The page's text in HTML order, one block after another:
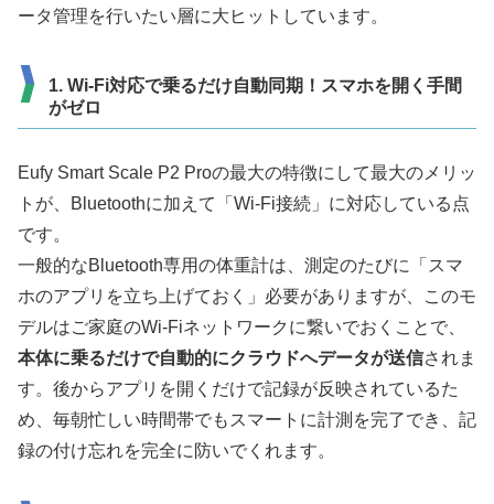
ータ管理を行いたい層に大ヒットしています。
1. Wi-Fi対応で乗るだけ自動同期！スマホを開く手間
がゼロ
Eufy Smart Scale P2 Proの最大の特徴にして最大のメリッ
トが、Bluetoothに加えて「Wi-Fi接続」に対応している点
です。
一般的なBluetooth専用の体重計は、測定のたびに「スマ
ホのアプリを立ち上げておく」必要がありますが、このモ
デルはご家庭のWi-Fiネットワークに繋いでおくことで、
本体に乗るだけで自動的にクラウドへデータが送信されま
す。後からアプリを開くだけで記録が反映されているた
め、毎朝忙しい時間帯でもスマートに計測を完了でき、記
録の付け忘れを完全に防いでくれます。